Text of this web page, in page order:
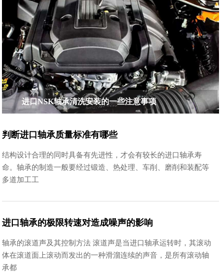
进口NSK轴承清洗安装的一些注意事项
判断进口轴承质量标准有哪些
结构设计合理的同时具备有先进性，才会有较长的进口轴承寿
命。轴承的制造一般要经过锻造、热处理、车削、磨削和装配等
多道加工工
进口轴承的极限转速对造成噪声的影响
轴承的滚道声及其控制方法 滚道声是当进口轴承运转时，其滚动
体在滚道面上滚动而发出的一种滑溜连续的声音，是所有滚动轴
承都